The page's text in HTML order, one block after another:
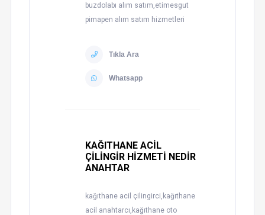
buzdolabı alım satım,etimesgut
pimapen alım satım hizmetleri
Tıkla Ara
Whatsapp
KAĞITHANE ACİL
ÇİLİNGİR HİZMETİ NEDİR
ANAHTAR
kağıthane acil çilingirci,kağıthane
acil anahtarcı,kağıthane oto